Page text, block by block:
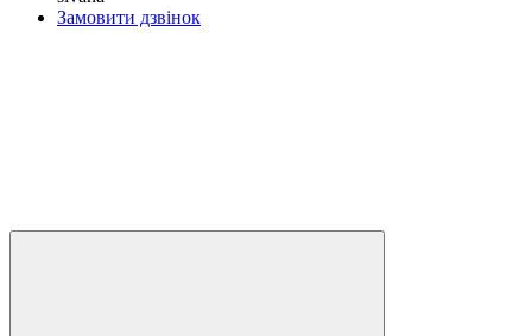
Замовити дзвінок